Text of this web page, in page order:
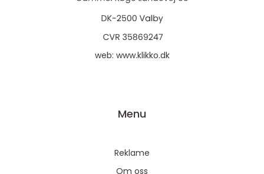
web: www.klikko.dk
Menu
Reklame
Om oss